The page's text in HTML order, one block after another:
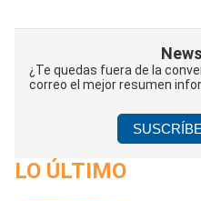
¿Te quedas fuera de la
correo el mejor resumen
LO ÚLTIMO